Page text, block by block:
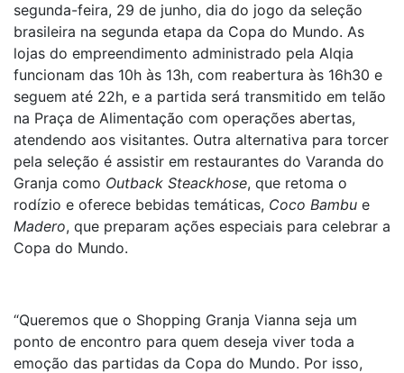
segunda-feira, 29 de junho, dia do jogo da seleção
brasileira na segunda etapa da Copa do Mundo. As
lojas do empreendimento administrado pela Alqia
funcionam das 10h às 13h, com reabertura às 16h30 e
seguem até 22h, e a partida será transmitido em telão
na Praça de Alimentação com operações abertas,
atendendo aos visitantes. Outra alternativa para torcer
pela seleção é assistir em restaurantes do Varanda do
Granja como Outback Steackhose, que retoma o
rodízio e oferece bebidas temáticas, Coco Bambu e
Madero, que preparam ações especiais para celebrar a
Copa do Mundo.
“Queremos que o Shopping Granja Vianna seja um
ponto de encontro para quem deseja viver toda a
emoção das partidas da Copa do Mundo. Por isso,